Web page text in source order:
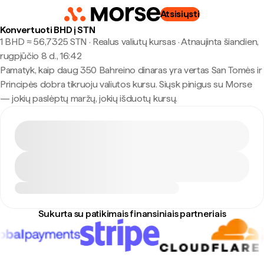
Atsisiųsti
Konvertuoti BHD į STN
1 BHD ≈ 56,7325 STN · Realus valiutų kursas ·Atnaujinta šiandien,
rugpjūčio 8 d., 16:42
Pamatyk, kaip daug 350 Bahreino dinaras yra vertas San Tomės ir
Principės dobra tikruoju valiutos kursu. Siųsk pinigus su Morse
— jokių paslėptų maržų, jokių išduotų kursų.
Sukurta su patikimais finansiniais partneriais